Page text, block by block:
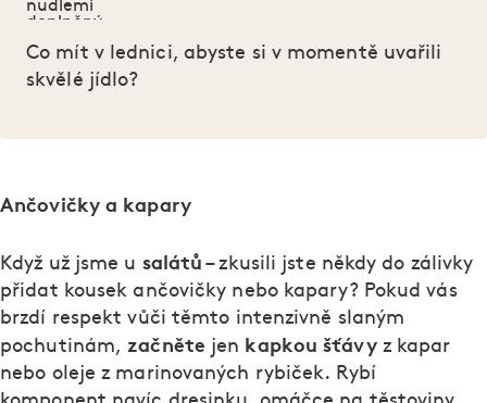
Co mít v lednici, abyste si v momentě uvařili
skvělé jídlo?
Ančovičky a kapary
Když už jsme u salátů – zkusili jste někdy do zálivky
přidat kousek ančovičky nebo kapary? Pokud vás
brzdí respekt vůči těmto intenzivně slaným
pochutinám, začněte jen kapkou šťávyz kapar
nebo oleje z marinovaných rybiček. Rybí